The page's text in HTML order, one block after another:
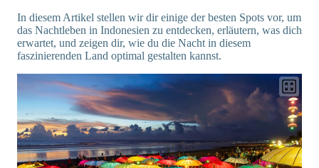
In diesem Artikel stellen wir dir einige der besten Spots vor, um
das Nachtleben in Indonesien zu entdecken, erläutern, was dich
erwartet, und zeigen dir, wie du die Nacht in diesem
faszinierenden Land optimal gestalten kannst.